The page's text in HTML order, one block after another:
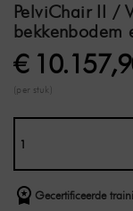
PelviChair II /
bekkenbodem
€
(per stuk)
Gecertificeerde